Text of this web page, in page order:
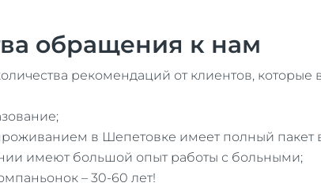
обращения к нам
рекомендаций от клиентов,
в Шепетовке имеет полный пакет
имеют большой опыт работы с больными;
– 30-60 лет!